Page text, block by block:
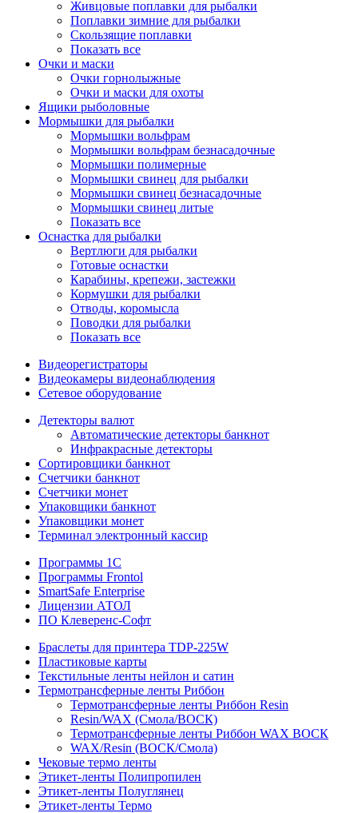
Живцовые поплавки для рыбалки
Поплавки зимние для рыбалки
Скользящие поплавки
Показать все
Очки и маски
Очки горнолыжные
Очки и маски для охоты
Ящики рыболовные
Мормышки для рыбалки
Мормышки вольфрам
Мормышки вольфрам безнасадочные
Мормышки полимерные
Мормышки свинец для рыбалки
Мормышки свинец безнасадочные
Мормышки свинец литые
Показать все
Оснастка для рыбалки
Вертлюги для рыбалки
Готовые оснастки
Карабины, крепежи, застежки
Кормушки для рыбалки
Отводы, коромысла
Поводки для рыбалки
Показать все
Видеорегистраторы
Видеокамеры видеонаблюдения
Сетевое оборудование
Детекторы валют
Автоматические детекторы банкнот
Инфракрасные детекторы
Сортировщики банкнот
Счетчики банкнот
Счетчики монет
Упаковщики банкнот
Упаковщики монет
Терминал электронный кассир
Программы 1C
Программы Frontol
SmartSafe Enterprise
Лицензии АТОЛ
ПО Клеверенс-Софт
Браслеты для принтера TDP-225W
Пластиковые карты
Текстильные ленты нейлон и сатин
Термотрансферные ленты Риббон
Термотрансферные ленты Риббон Resin
Resin/WAX (Смола/ВОСК)
Термотрансферные ленты Риббон WAX ВОСК
WAX/Resin (ВОСК/Смола)
Чековые термо ленты
Этикет-ленты Полипропилен
Этикет-ленты Полуглянец
Этикет-ленты Термо